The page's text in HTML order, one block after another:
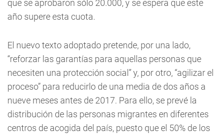
que se aprobaron sólo 20.000, y se espera que este
año supere esta cuota.
El nuevo texto adoptado pretende, por una lado,
“reforzar las garantías para aquellas personas que
necesiten una protección social” y, por otro, “agilizar el
proceso” para reducirlo de una media de dos años a
nueve meses antes de 2017. Para ello, se prevé la
distribución de las personas migrantes en diferentes
centros de acogida del país, puesto que el 50% de los